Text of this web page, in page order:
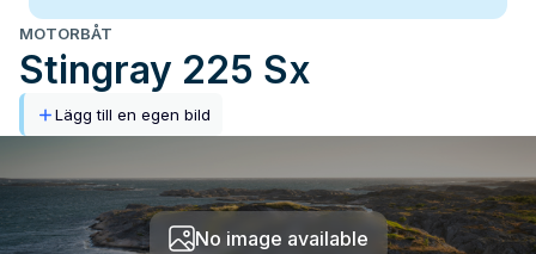
MOTORBÅT
Stingray 225 Sx
Lägg till en egen bild
No image available